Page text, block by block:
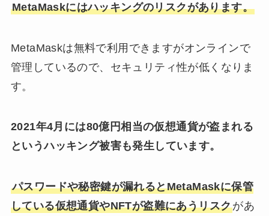
MetaMaskにはハッキングのリスクがあります。
MetaMaskは無料で利用できますがオンラインで
管理しているので、セキュリティ性が低くなりま
す。
2021年4月には80億円相当の仮想通貨が盗まれる
というハッキング被害も発生しています。
パスワードや秘密鍵が漏れるとMetaMaskに保管
している仮想通貨やNFTが盗難にあうリスクがあ